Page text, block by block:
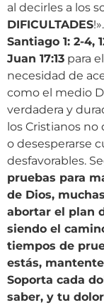
al decirles a los
DIFICULTADES
Santiago 1: 2-4,
Juan 17:13 para
necesidad de
como el medio
verdadera y
los Cristianos
o desesperarse
desfavorables.
pruebas para
de Dios,
abortar el plan
siendo el
tiempos de
estás,
Soporta cada
saber, y tu